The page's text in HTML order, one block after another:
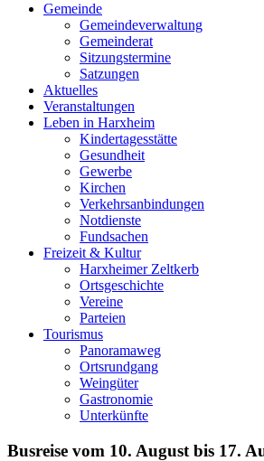
Gemeinde
Gemeindeverwaltung
Gemeinderat
Sitzungstermine
Satzungen
Aktuelles
Veranstaltungen
Leben in Harxheim
Kindertagesstätte
Gesundheit
Gewerbe
Kirchen
Verkehrsanbindungen
Notdienste
Fundsachen
Freizeit & Kultur
Harxheimer Zeltkerb
Ortsgeschichte
Vereine
Parteien
Tourismus
Panoramaweg
Ortsrundgang
Weingüter
Gastronomie
Unterkünfte
Busreise vom 10. August bis 17.